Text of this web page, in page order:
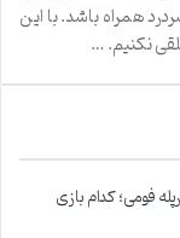
همراه باشد. با این
نکنیم. …
فومی؛ کدام بازی